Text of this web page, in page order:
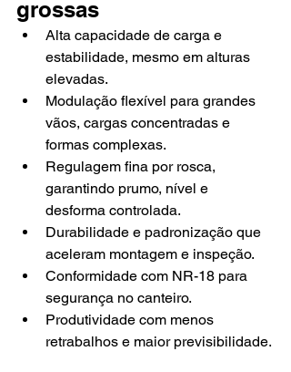
grossas
Alta capacidade de carga e
estabilidade, mesmo em alturas
elevadas.
Modulação flexível para grandes
vãos, cargas concentradas e
formas complexas.
Regulagem fina por rosca,
garantindo prumo, nível e
desforma controlada.
Durabilidade e padronização que
aceleram montagem e inspeção.
Conformidade com NR-18 para
segurança no canteiro.
Produtividade com menos
retrabalhos e maior previsibilidade.